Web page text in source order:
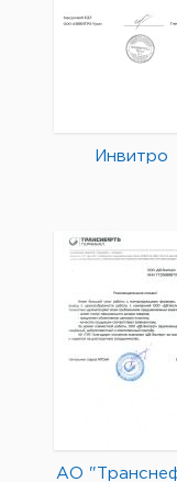
Инвитро
АО